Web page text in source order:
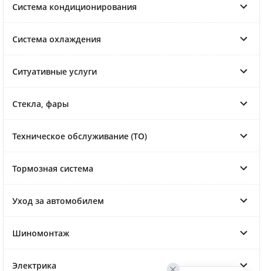
Система кондиционирования
Система охлаждения
Ситуативные услуги
Стекла, фары
Техническое обслуживание (ТО)
Тормозная система
Уход за автомобилем
Шиномонтаж
Электрика